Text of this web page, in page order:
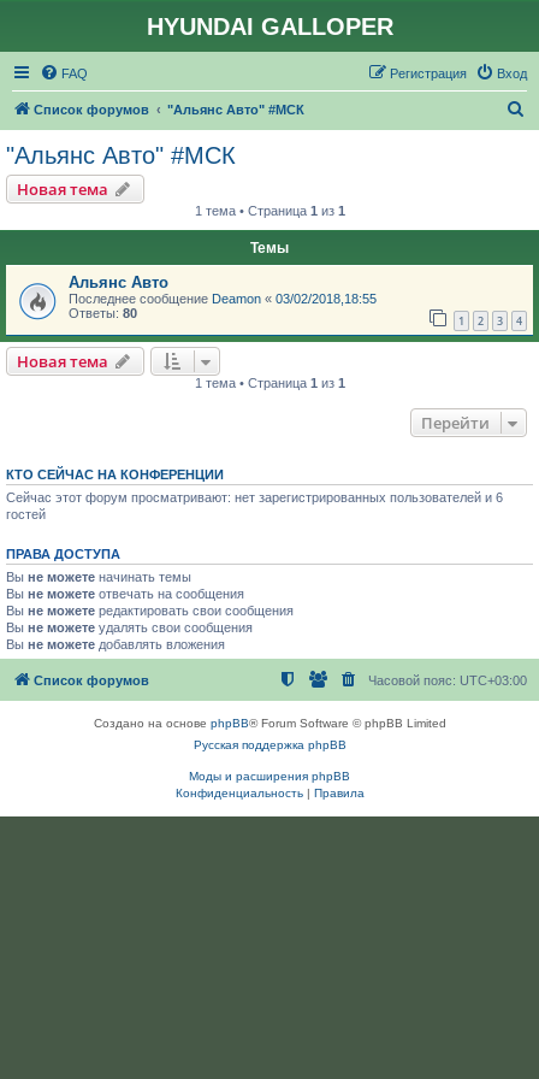
HYUNDAI GALLOPER
FAQ Вход
Регистрация
Список форумов "Альянс Авто" #МСК
"Альянс Авто" #МСК
Новая тема
1 тема • Страница 1 из 1
Темы
Альянс Авто
Последнее сообщение Deamon « 03/02/2018,18:55
Ответы: 80 1 2 3 4
Новая тема
1 тема • Страница 1 из 1
Перейти
КТО СЕЙЧАС НА КОНФЕРЕНЦИИ
Сейчас этот форум просматривают: нет зарегистрированных пользователей и 6
гостей
ПРАВА ДОСТУПА
Вы не можете начинать темы
Вы не можете отвечать на сообщения
Вы не можете редактировать свои сообщения
Вы не можете удалять свои сообщения
Вы не можете добавлять вложения
Список форумов Часовой пояс: UTC+03:00
Создано на основе phpBB® Forum Software © phpBB Limited
Русская поддержка phpBB
Моды и расширения phpBB
Конфиденциальность| Правила